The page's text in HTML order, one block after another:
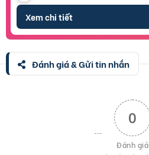
Xem chi tiết
Đánh giá & Gửi tin nhắn
0
Đánh giá